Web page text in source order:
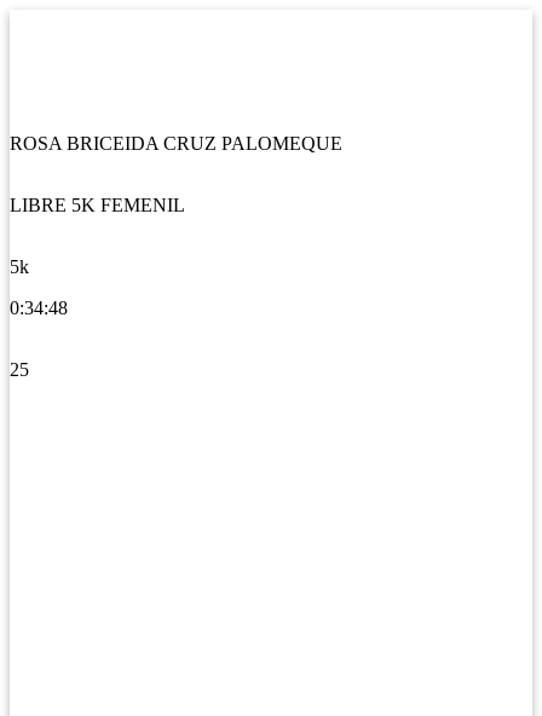
ROSA BRICEIDA CRUZ PALOMEQUE
LIBRE 5K FEMENIL
5k
0:34:48
25